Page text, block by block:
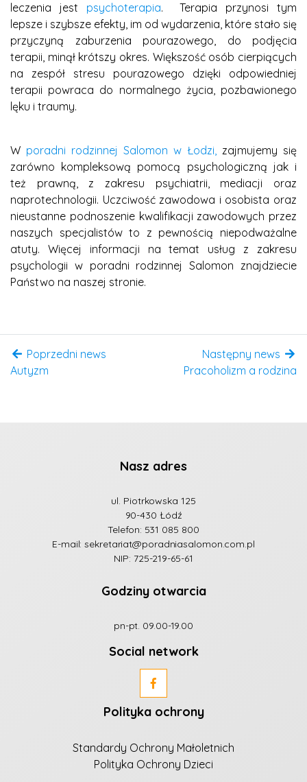
leczenia jest psychoterapia. Terapia przynosi tym
lepsze i szybsze efekty, im od wydarzenia, które stało się
przyczyną zaburzenia pourazowego, do podjęcia
terapii, minął krótszy okres. Większość osób cierpiących
na zespół stresu pourazowego dzięki odpowiedniej
terapii powraca do normalnego życia, pozbawionego
lęku i traumy.
W poradni rodzinnej Salomon w Łodzi, zajmujemy się
zarówno kompleksową pomocą psychologiczną jak i
też prawną, z zakresu psychiatrii, mediacji oraz
naprotechnologii. Uczciwość zawodowa i osobista oraz
nieustanne podnoszenie kwalifikacji zawodowych przez
naszych specjalistów to z pewnością niepodważalne
atuty. Więcej informacji na temat usług z zakresu
psychologii w poradni rodzinnej Salomon znajdziecie
Państwo na naszej stronie.
Poprzedni news
Autyzm
Następny news
Pracoholizm a rodzina
Nasz adres
ul. Piotrkowska 125
90-430 Łódź
Telefon: 531 085 800
E-mail:sekretariat@poradniasalomon.com.pl
NIP: 725-219-65-61
Godziny otwarcia
pn-pt. 09.00-19.00
Social network
Polityka ochrony
Standardy Ochrony Małoletnich
Polityka Ochrony Dzieci